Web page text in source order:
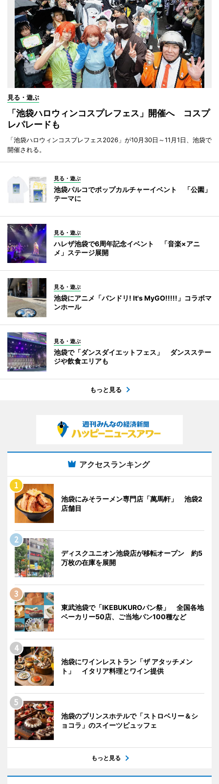
見る・遊ぶ
「池袋ハロウィンコスプレフェス」開催へ コスプ
レパレードも
「池袋ハロウィンコスプレフェス2026」が10月30日～11月1日、池袋で
開催される。
見る・遊ぶ
池袋パルコでポップカルチャーイベント 「公園」
テーマに
見る・遊ぶ
ハレザ池袋で6周年記念イベント 「音楽×アニ
メ」ステージ展開
見る・遊ぶ
池袋にアニメ「バンドリ! It's MyGO!!!!!」コラボマ
ンホール
見る・遊ぶ
池袋で「ダンスダイエットフェス」 ダンスステー
ジや飲食エリアも
もっと見る
アクセスランキング
池袋にみそラーメン専門店「萬馬軒」 池袋2
店舗目
ディスクユニオン池袋店が移転オープン 約5
万枚の在庫を展開
東武池袋で「IKEBUKUROパン祭」 全国各地
ベーカリー50店、ご当地パン100種など
池袋にワインレストラン「ザ アタッチメン
ト」 イタリア料理とワイン提供
池袋のプリンスホテルで「ストロベリー＆シ
ョコラ」のスイーツビュッフェ
もっと見る